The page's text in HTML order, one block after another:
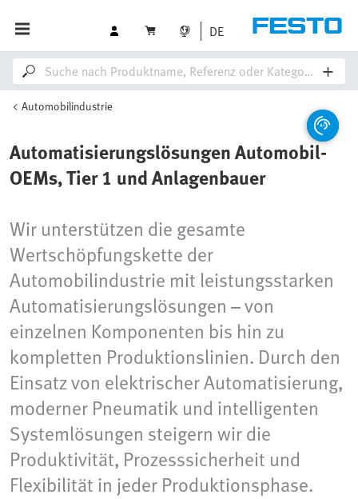
DE
Automobilindustrie
Automatisierungslösungen Automobil-
OEMs, Tier 1 und Anlagenbauer
Wir unterstützen die gesamte
Wertschöpfungskette der
Automobilindustrie mit leistungsstarken
Automatisierungslösungen – von
einzelnen Komponenten bis hin zu
kompletten Produktionslinien. Durch den
Einsatz von elektrischer Automatisierung,
moderner Pneumatik und intelligenten
Systemlösungen steigern wir die
Produktivität, Prozesssicherheit und
Flexibilität in jeder Produktionsphase.